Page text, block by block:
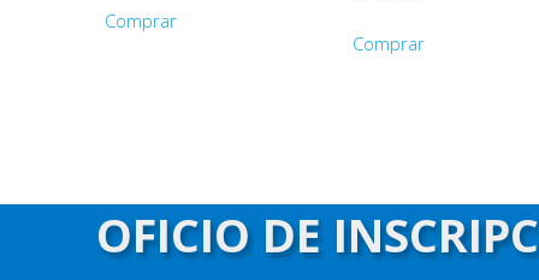
Comprar
Comprar
OFICIO DE